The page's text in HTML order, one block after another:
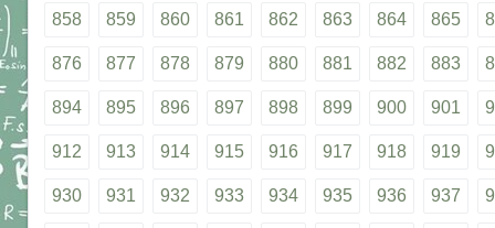
858 859 860 861 862 863 864 865
876 877 878 879 880 881 882 883
894 895 896 897 898 899 900 901
912 913 914 915 916 917 918 919
930 931 932 933 934 935 936 937